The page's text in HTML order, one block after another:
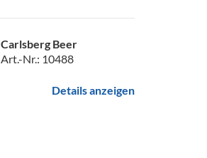
Carlsberg Beer
Art.-Nr.: 10488
Details anzeigen